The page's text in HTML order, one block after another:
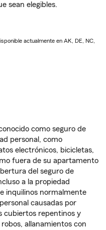
sean elegibles.
actualmente en AK, DE, NC,
como seguro de
personal, como
electrónicos, bicicletas,
fuera de su apartamento
del seguro de
a la propiedad
inquilinos normalmente
causadas por
cubiertos repentinos y
allanamientos con